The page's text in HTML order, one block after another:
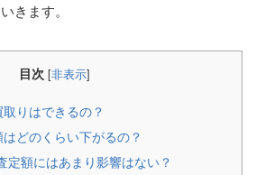
きます。
目次 [非表示]
りはできるの？
どのくらい下がるの？
定額にはあまり影響はない？